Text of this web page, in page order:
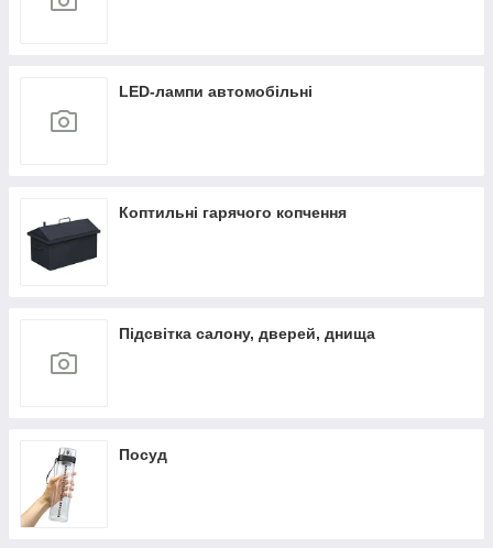
LED-лампи автомобільні
Коптильні гарячого копчення
Підсвітка салону, дверей, днища
Посуд